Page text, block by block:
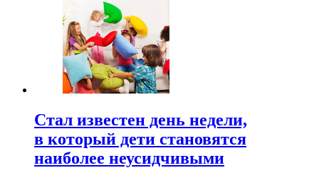
Стал известен день недели,
в который дети становятся
наиболее неусидчивыми